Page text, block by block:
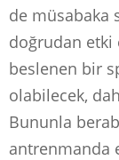
de müsabaka
doğrudan etki
beslenen bir
olabilecek,
Bununla
antrenmanda